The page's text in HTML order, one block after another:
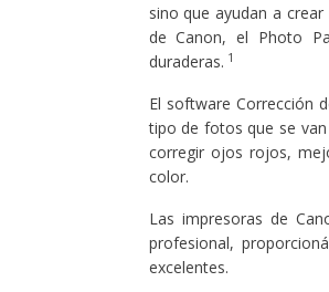
sino que ayudan a
de Canon, el Photo
duraderas. 1
El software Corrección
tipo de fotos que se
corregir ojos rojos,
color.
Las impresoras de
profesional,
excelentes.